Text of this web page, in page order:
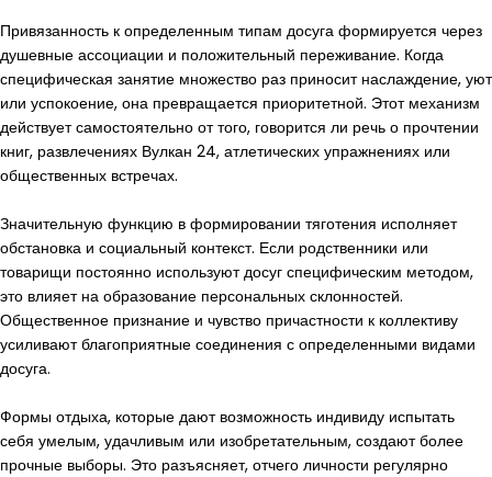
Привязанность к определенным типам досуга формируется через
душевные ассоциации и положительный переживание. Когда
специфическая занятие множество раз приносит наслаждение, уют
или успокоение, она превращается приоритетной. Этот механизм
действует самостоятельно от того, говорится ли речь о прочтении
книг, развлечениях Вулкан 24, атлетических упражнениях или
общественных встречах.
Значительную функцию в формировании тяготения исполняет
обстановка и социальный контекст. Если родственники или
товарищи постоянно используют досуг специфическим методом,
это влияет на образование персональных склонностей.
Общественное признание и чувство причастности к коллективу
усиливают благоприятные соединения с определенными видами
досуга.
Формы отдыха, которые дают возможность индивиду испытать
себя умелым, удачливым или изобретательным, создают более
прочные выборы. Это разъясняет, отчего личности регулярно